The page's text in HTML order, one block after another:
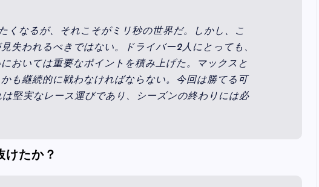
くなるが、それこそがミリ秒の世界だ。しかし、こ
失われるべきではない。ドライバー2人にとっても、
おいては重要なポイントを積み上げた。マックスと
も継続的に戦わなければならない。今回は勝てる可
堅実なレース運びであり、シーズンの終わりには必
けたか？